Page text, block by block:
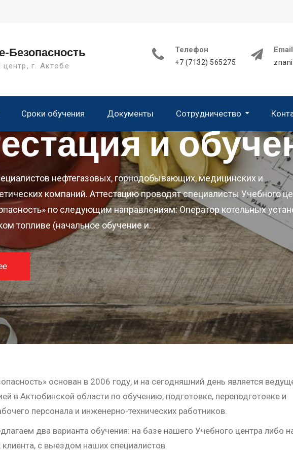
Безопасность
г. Актобе
Телефон
+7 (7132) 565275
Email
Сроки обучения Документы Сотрудничество
и
нефтегазовых, горнодобывающих, медицинских и
компаний. Аттестацию проводят специалисты Учебного
по следующим направлениям: Оператор котельных
топливе (начальное обучение и…
основан в 2006 году, и на сегодняшний день является
в Актюбинской области по обучению, подготовке, переподготовке и
персонала и инженерно-технических работников.
два варианта обучения: на базе нашего Учебного центра либо
с выездом наших специалистов.